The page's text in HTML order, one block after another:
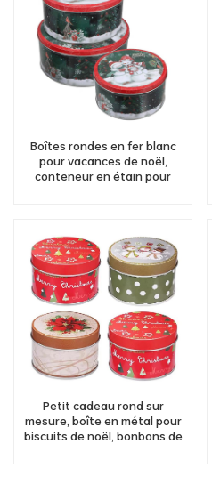
Boîtes rondes en fer blanc
pour vacances de noël,
conteneur en étain pour
Petit cadeau rond sur
mesure, boîte en métal pour
biscuits de noël, bonbons de